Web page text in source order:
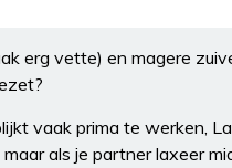
erg vette) en magere
vaak prima te werken,
als je partner laxeer